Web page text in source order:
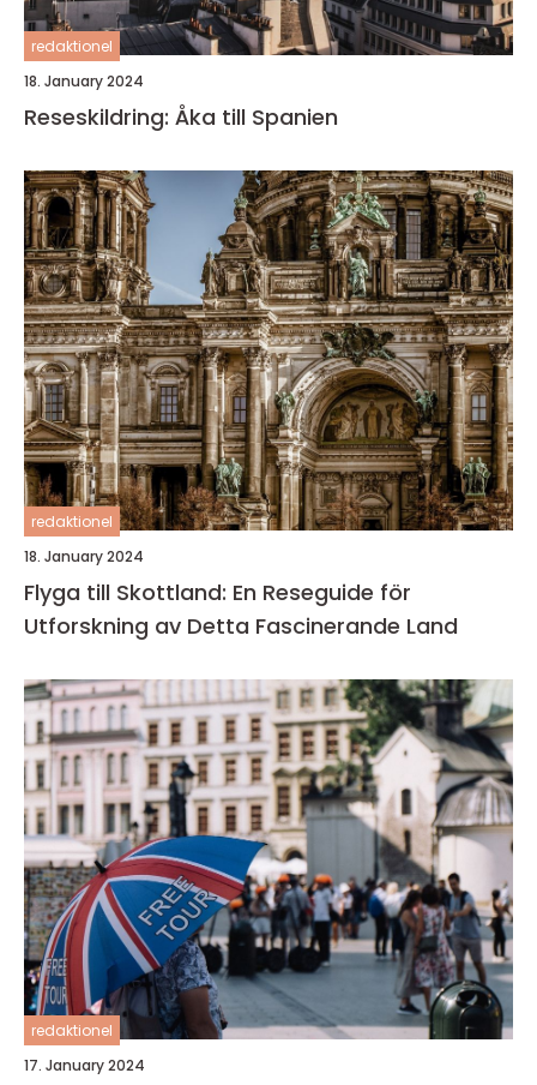
redaktionel
18. January 2024
Reseskildring: Åka till Spanien
redaktionel
18. January 2024
Flyga till Skottland: En Reseguide för
Utforskning av Detta Fascinerande Land
redaktionel
17. January 2024